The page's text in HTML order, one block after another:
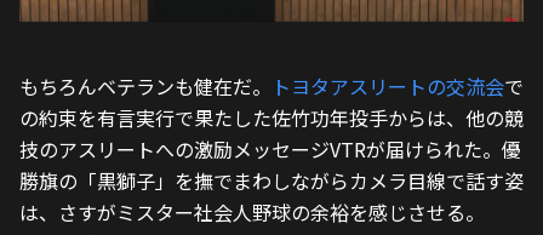
もちろんベテランも健在だ。 トヨタアスリートの交流会で
の約束を有言実行で果たした佐竹功年投手からは、他の競
技のアスリートへの激励メッセージVTRが届けられた。優
勝旗の「黒獅子」を撫でまわしながらカメラ目線で話す姿
は、さすがミスター社会人野球の余裕を感じさせる。